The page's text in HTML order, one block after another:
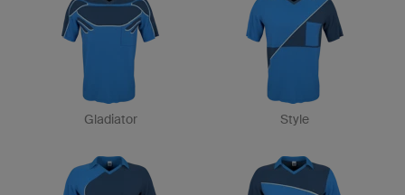
Gladiator Style